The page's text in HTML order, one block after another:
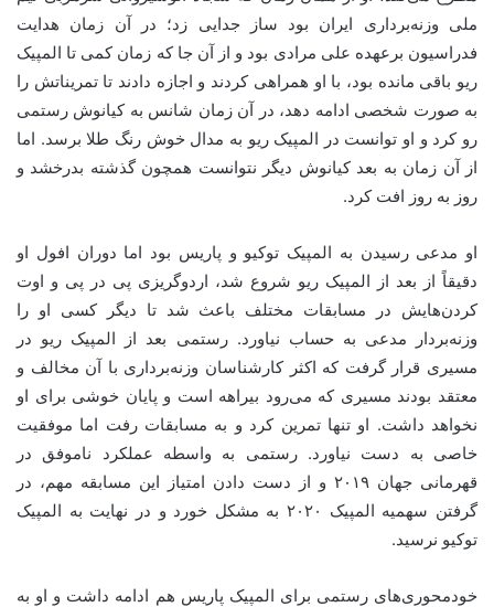
ملی وزنه‌برداری ایران بود ساز جدایی زد؛ در آن زمان هدایت
فدراسیون برعهده علی مرادی بود و از آن جا که زمان کمی تا المپیک
ریو باقی مانده بود، با او همراهی کردند و اجازه دادند تا تمریناتش را
به صورت شخصی ادامه دهد، در آن زمان شانس به کیانوش رستمی
رو کرد و او توانست در المپیک ریو به مدال خوش رنگ طلا برسد. اما
از آن زمان به بعد کیانوش دیگر نتوانست همچون گذشته بدرخشد و
روز به روز افت کرد.
او مدعی رسیدن به المپیک توکیو و پاریس بود اما دوران افول او
دقیقاً از بعد از المپیک ریو شروع شد، اردوگریزی پی در پی و اوت
کردن‌هایش در مسابقات مختلف باعث شد تا دیگر کسی او را
وزنه‌بردار مدعی به حساب نیاورد. رستمی بعد از المپیک ریو در
مسیری قرار گرفت که اکثر کارشناسان وزنه‌برداری با آن مخالف و
معتقد بودند مسیری که می‌رود بیراهه است و پایان خوشی برای او
نخواهد داشت. او تنها تمرین کرد و به مسابقات رفت اما موفقیت
خاصی به دست نیاورد. رستمی به واسطه عملکرد ناموفق در
قهرمانی جهان ۲۰۱۹ و از دست دادن امتیاز این مسابقه مهم، در
گرفتن سهمیه المپیک ۲۰۲۰ به مشکل خورد و در نهایت به المپیک
توکیو نرسید.
خودمحوری‌های رستمی برای المپیک پاریس هم ادامه داشت و او به